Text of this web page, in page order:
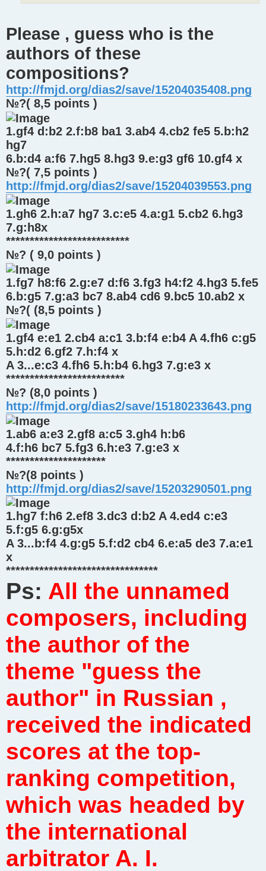
Please , guess who is the
authors of these
compositions?
http://fmjd.org/dias2/save/15204035408.png
№?( 8,5 points )
1.gf4 d:b2 2.f:b8 ba1 3.ab4 4.cb2 fe5 5.b:h2
hg7
6.b:d4 a:f6 7.hg5 8.hg3 9.e:g3 gf6 10.gf4 x
№?( 7,5 points )
http://fmjd.org/dias2/save/15204039553.png
1.gh6 2.h:a7 hg7 3.c:e5 4.a:g1 5.cb2 6.hg3
7.g:h8x
**************************
№? ( 9,0 points )
1.fg7 h8:f6 2.g:e7 d:f6 3.fg3 h4:f2 4.hg3 5.fe5
6.b:g5 7.g:a3 bc7 8.ab4 cd6 9.bc5 10.ab2 x
№?( (8,5 points )
1.gf4 e:e1 2.cb4 a:c1 3.b:f4 e:b4 A 4.fh6 c:g5
5.h:d2 6.gf2 7.h:f4 x
A 3...e:c3 4.fh6 5.h:b4 6.hg3 7.g:e3 x
*************************
№? (8,0 points )
http://fmjd.org/dias2/save/15180233643.png
1.ab6 a:e3 2.gf8 a:c5 3.gh4 h:b6
4.f:h6 bc7 5.fg3 6.h:e3 7.g:e3 x
*********************
№?(8 points )
http://fmjd.org/dias2/save/15203290501.png
1.hg7 f:h6 2.ef8 3.dc3 d:b2 A 4.ed4 c:e3
5.f:g5 6.g:g5x
A 3...b:f4 4.g:g5 5.f:d2 cb4 6.e:a5 de3 7.a:e1
x
********************************
Ps: All the unnamed
composers, including
the author of the
theme "guess the
author" in Russian ,
received the indicated
scores at the top-
ranking competition,
which was headed by
the international
arbitrator A. I.